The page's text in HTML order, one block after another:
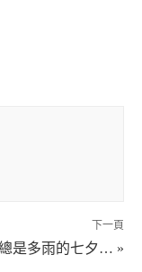
下一頁
是多雨的七夕… »